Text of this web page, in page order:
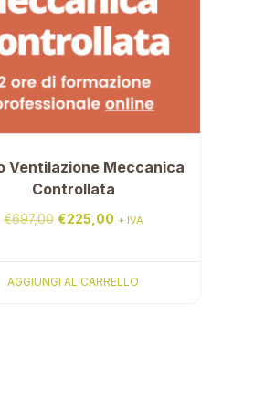
Ventilazione Meccanica
Controllata
€697,00 Il
€225,00Il + IVA
AGGIUNGI AL CARRELLO